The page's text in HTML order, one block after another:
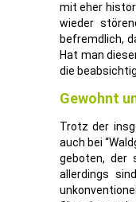
mit eher
wieder
befremdlich,
Hat man
die
Gewohnt
Trotz der
auch bei
geboten, der
allerdings